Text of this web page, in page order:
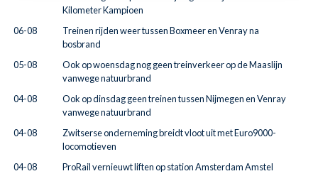
Kilometer Kampioen
06-08
Treinen rijden weer tussen Boxmeer en Venray na
bosbrand
05-08
Ook op woensdag nog geen treinverkeer op de Maaslijn
vanwege natuurbrand
04-08
Ook op dinsdag geen treinen tussen Nijmegen en Venray
vanwege natuurbrand
04-08
Zwitserse onderneming breidt vloot uit met Euro9000-
locomotieven
04-08
ProRail vernieuwt liften op station Amsterdam Amstel